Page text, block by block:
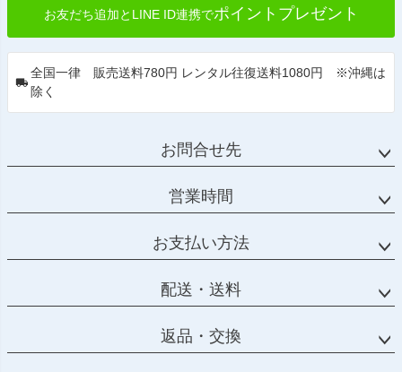
お友だち追加とLINE ID連携でポイントプレゼント
全国一律 販売送料780円 レンタル往復送料1080円 ※沖縄は
除く
お問合せ先
営業時間
お支払い方法
配送・送料
返品・交換